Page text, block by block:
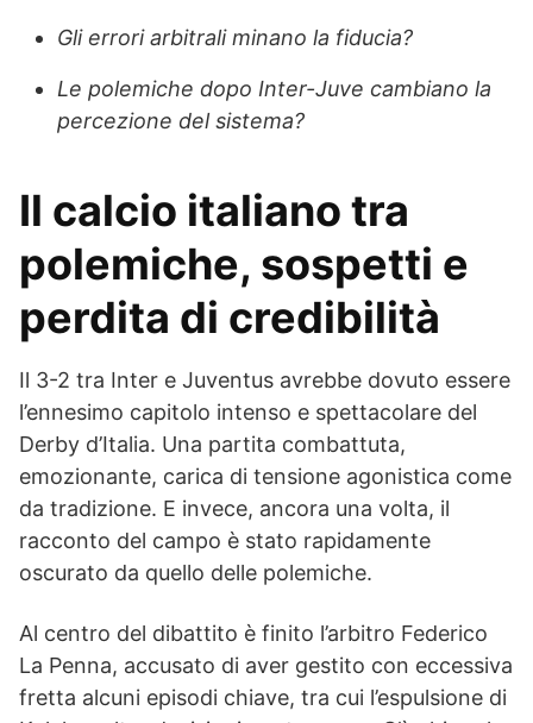
Gli errori arbitrali minano la fiducia?
Le polemiche dopo Inter-Juve cambiano la
percezione del sistema?
Il calcio italiano tra
polemiche, sospetti e
perdita di credibilità
Il 3-2 tra Inter e Juventus avrebbe dovuto essere
l’ennesimo capitolo intenso e spettacolare del
Derby d’Italia. Una partita combattuta,
emozionante, carica di tensione agonistica come
da tradizione. E invece, ancora una volta, il
racconto del campo è stato rapidamente
oscurato da quello delle polemiche.
Al centro del dibattito è finito l’arbitro Federico
La Penna, accusato di aver gestito con eccessiva
fretta alcuni episodi chiave, tra cui l’espulsione di